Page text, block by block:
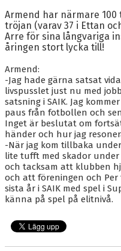
Armend har närmare
tröjan (varav 37 i Ettan
Arre för sina långvariga
åringen stort lycka till!
Armend:
-Jag hade gärna satsat
livspusslet just nu med
satsning i SAIK. Jag
paus från fotbollen och
Inget är beslutat om
händer och hur jag
-När jag kom tillbaka
lite tufft med skador under
och tacksam att klubben
och att föreningen och
sista år i SAIK med spel i
känna på spel på elitnivå.